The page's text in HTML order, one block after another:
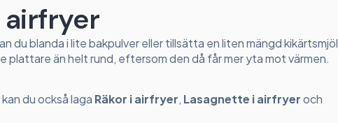
airfryer
du blanda i lite bakpulver eller tillsätta en liten mängd kikärtsmjöl
plattare än helt rund, eftersom den då får mer yta mot värmen.
du också laga Räkor i airfryer, Lasagnette i airfryeroch